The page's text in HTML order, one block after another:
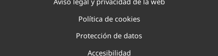
Política de cookies
Protección de datos
Accesibilidad